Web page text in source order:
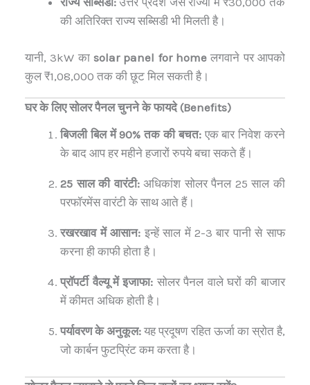
की अतिरिक्त राज्य सब्सिडी भी मिलती है।
यानी, 3kW काsolar panel for homeलगवाने पर आपको
कुल ₹1,08,000 तक की छूट मिल सकती है।
घर के लिए सोलर पैनल चुनने के फायदे (Benefits)
बिजली बिल में 90% तक की बचत:एक बार निवेश करने
के बाद आप हर महीने हजारों रुपये बचा सकते हैं।
25 साल की वारंटी:अधिकांश सोलर पैनल 25 साल की
परफॉरमेंस वारंटी के साथ आते हैं।
रखरखाव में आसान: इन्हें साल में 2-3 बार पानी से साफ
करना ही काफी होता है।
प्रॉपर्टी वैल्यू में इजाफा: सोलर पैनल वाले घरों की बाजार
में कीमत अधिक होती है।
पर्यावरण के अनुकूल: यह प्रदूषण रहित ऊर्जा का स्रोत है,
जो कार्बन फुटप्रिंट कम करता है।